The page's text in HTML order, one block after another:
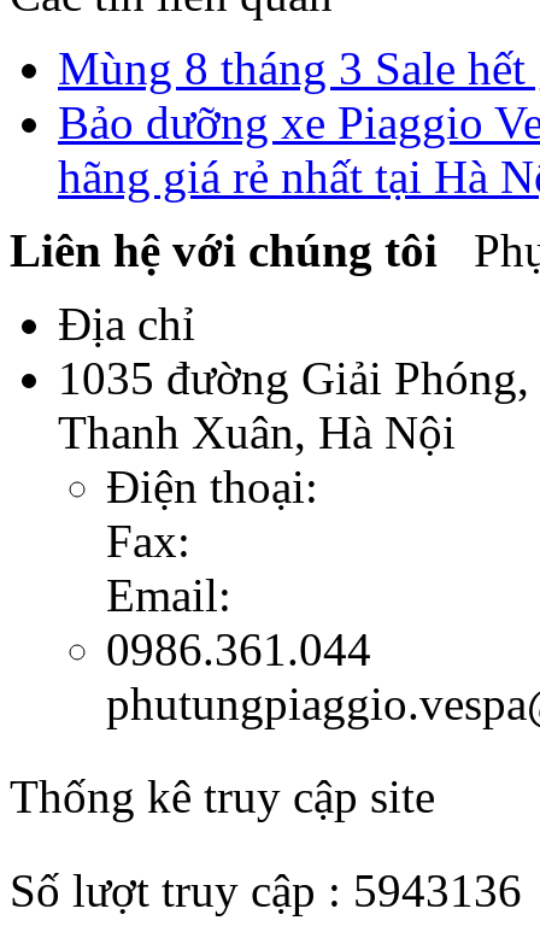
Mùng 8 tháng 3 Sale hết
Bảo dưỡng xe Piaggio
hãng giá rẻ nhất tại Hà
Liên hệ với chúng tôi
Địa chỉ
1035 đường Giải
Thanh Xuân, Hà Nội
Điện thoại:
Fax:
Email:
0986.361.044
Thống kê truy cập site
Số lượt truy cập : 5943136